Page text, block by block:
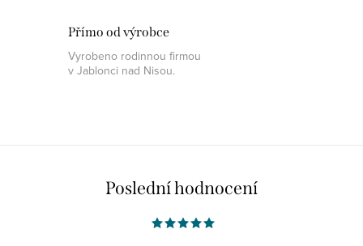
Přímo od výrobce
Vyrobeno rodinnou firmou
v Jablonci nad Nisou.
Poslední hodnocení